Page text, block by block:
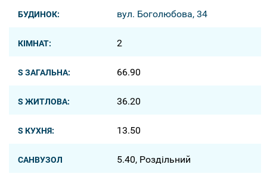
БУДИНОК: вул. Боголюбова, 34
КІМНАТ: 2
S ЗАГАЛЬНА: 66.90
S ЖИТЛОВА: 36.20
S КУХНЯ: 13.50
САНВУЗОЛ 5.40, Роздільний